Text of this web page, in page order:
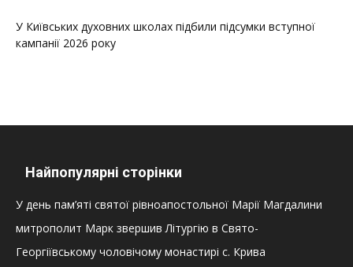
У Київських духовних школах підбили підсумки вступної
кампанії 2026 року
Найпопулярні сторінки
У день пам’яті святої рівноапостольної Марії Магдалини
митрополит Марк звершив Літургію в Свято-
Георгіївському чоловічому монастирі с. Крива